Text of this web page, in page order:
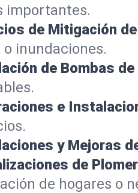
importantes.
de Mitigación
inundaciones.
de Bombas de
e
y Mejoras
de
de hogares o